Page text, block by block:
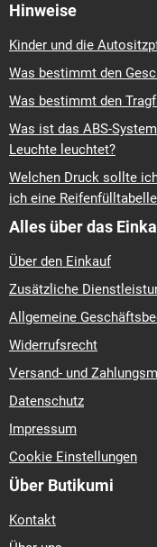
Hinweise
Kinder und die
Was bestimmt den
Was bestimmt den
Was ist das ABS-
Leuchte leuchtet?
Welchen Druck sollte
ich eine
Alles über das
Über den Einkauf
Zusätzliche
Allgemeine
Widerrufsrecht
Versand- und
Datenschutz
Impressum
Cookie Einstellungen
Über Butikumi
Kontakt